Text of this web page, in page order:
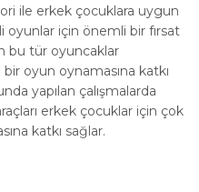
ile erkek çocuklara uygun
için önemli bir fırsat
bu tür oyuncaklar
oyun oynamasına katkı
yapılan çalışmalarda
erkek çocuklar için çok
katkı sağlar.